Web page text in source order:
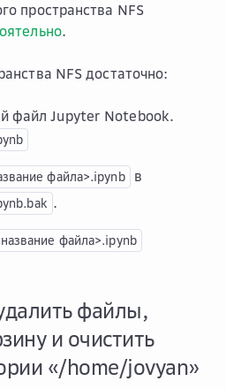
пространства NFS
.
NFS достаточно:
файл Jupyter Notebook.
файла>.ipynb в
.
файла>.ipynb
файлы,
и очистить
«/home/jovyan»